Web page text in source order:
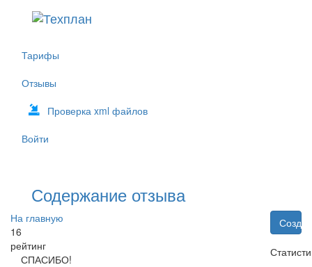
Тарифы
Отзывы
Проверка xml файлов
Войти
Содержание отзыва
На главную
16
рейтинг
СПАСИБО!